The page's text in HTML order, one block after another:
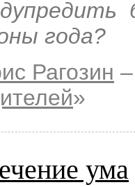
года?
Рагозин
»
ума